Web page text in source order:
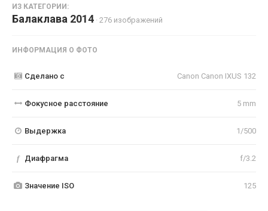
ИЗ КАТЕГОРИИ:
Балаклава 2014 · 276 изображений
ИНФОРМАЦИЯ О ФОТО
Сделано с Canon Canon IXUS 132
Фокусное расстояние 5 mm
Выдержка 1/500
f Диафрагма f/3.2
Значение ISO 125